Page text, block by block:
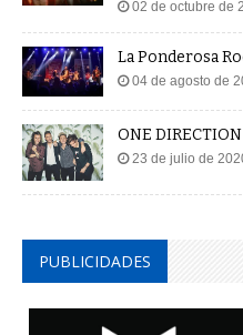
02 de octubre de
La Ponderosa
04 de agosto de
ONE
23 de julio de
PUBLICIDADES